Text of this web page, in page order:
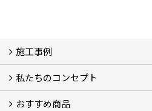
施工事例
施工事例
お客様の声 (46)
私たちのコンセプト
コンセプト
完成までの流れ
お庭のメンテナンスについて
おすすめ商品